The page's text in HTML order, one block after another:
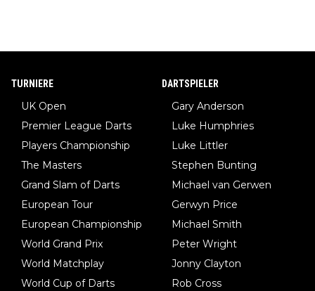
TURNIERE
UK Open
Premier League Darts
Players Championship
The Masters
Grand Slam of Darts
European Tour
European Championship
World Grand Prix
World Matchplay
World Cup of Darts
DARTSPIELER
Gary Anderson
Luke Humphries
Luke Littler
Stephen Bunting
Michael van Gerwen
Gerwyn Price
Michael Smith
Peter Wright
Jonny Clayton
Rob Cross